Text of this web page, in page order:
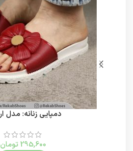
دمپایی زنانه: مدل
295,600 تومان